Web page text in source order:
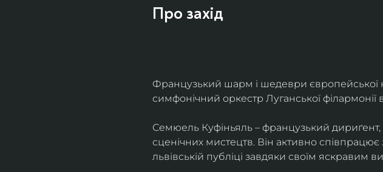
Про захід
Французький шарм і шедеври європейської
симфонічний оркестр Луганської
Семюель Куфіньяль – французький дириґент,
сценічних мистецтв. Він активно
львівській публіці завдяки своїм яскравим